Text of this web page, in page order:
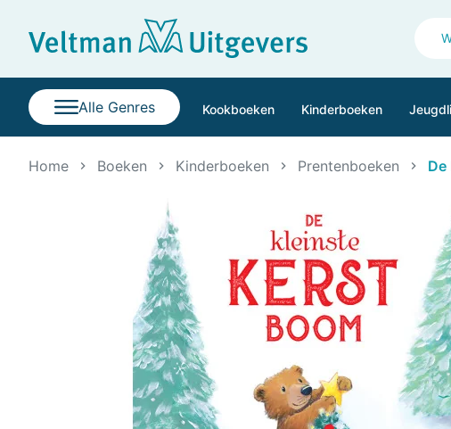
Alle Genres Kookboeken Kinderboeken
Home Boeken Kinderboeken Prentenboeken